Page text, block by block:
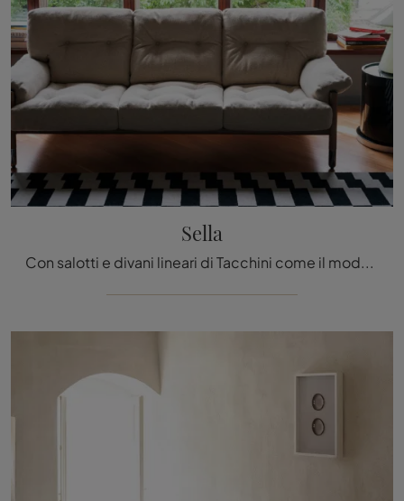
Sella
Con salotti e divani lineari di Tacchini come il modello Sella in tessuto, potrai ultimare il tuo progetto d'arredo.